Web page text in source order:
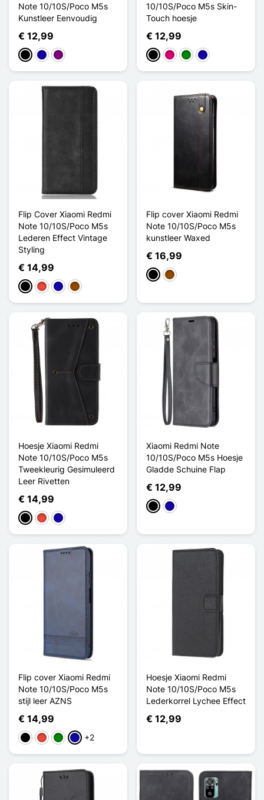
Note 10/10S/Poco M5s
Kunstleer Eenvoudig
€ 12,99
ZwartDonkerblauw
Purper
10/10S/Poco M5s Skin-
Touch hoesje
€ 12,99
ZwartMagenta
GroenDonkerblauw
Flip Cover Xiaomi Redmi
Note 10/10S/Poco M5s
Lederen Effect Vintage
Styling
€ 14,99
ZwartRoodDonkerblauw
Bruin
Flip cover Xiaomi Redmi
Note 10/10S/Poco M5s
kunstleer Waxed
€ 16,99
ZwartBruin
Hoesje Xiaomi Redmi
Note 10/10S/Poco M5s
Tweekleurig Gesimuleerd
Leer Rivetten
€ 14,99
ZwartRoodDonkerblauw
Xiaomi Redmi Note
10/10S/Poco M5s Hoesje
Gladde Schuine Flap
€ 12,99
ZwartDonkerblauw
Flip cover Xiaomi Redmi
Note 10/10S/Poco M5s
stijl leer AZNS
€ 14,99
ZwartRoodGroenDonkerblauw
+2
Hoesje Xiaomi Redmi
Note 10/10S/Poco M5s
Lederkorrel Lychee Effect
€ 12,99